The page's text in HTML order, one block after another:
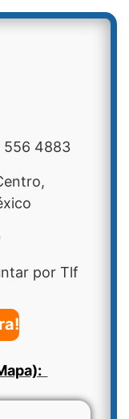
556 4883
por Tlf